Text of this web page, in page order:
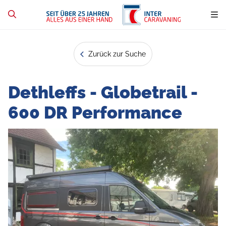
Zurück zur Suche
Dethleffs - Globetrail -
600 DR Performance